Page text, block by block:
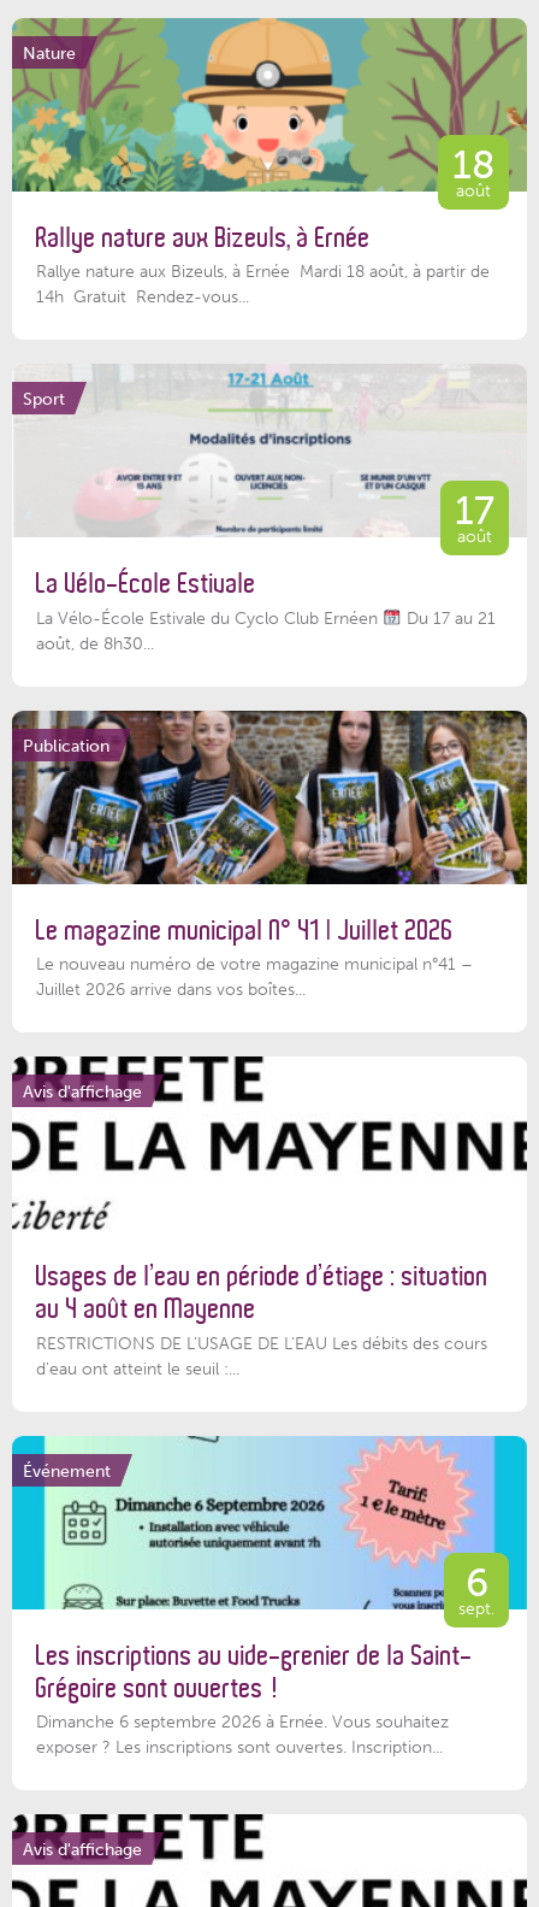
Nature
18
août
Rallye nature aux Bizeuls, à Ernée
Rallye nature aux Bizeuls, à Ernée Mardi 18 août, à partir de
14h Gratuit Rendez-vous...
Sport
17
août
La Vélo-École Estivale
La Vélo-École Estivale du Cyclo Club Ernéen
Du 17 au 21
août, de 8h30...
Publication
Le magazine municipal N° 41 | Juillet 2026
Le nouveau numéro de votre magazine municipal n°41 –
Juillet 2026 arrive dans vos boîtes...
Avis d'affichage
Usages de l’eau en période d’étiage : situation
au 4 août en Mayenne
RESTRICTIONS DE L’USAGE DE L’EAU Les débits des cours
d'eau ont atteint le seuil :...
Événement
6
sept.
Les inscriptions au vide-grenier de la Saint-
Grégoire sont ouvertes !
Dimanche 6 septembre 2026 à Ernée. Vous souhaitez
exposer ? Les inscriptions sont ouvertes. Inscription...
Avis d'affichage